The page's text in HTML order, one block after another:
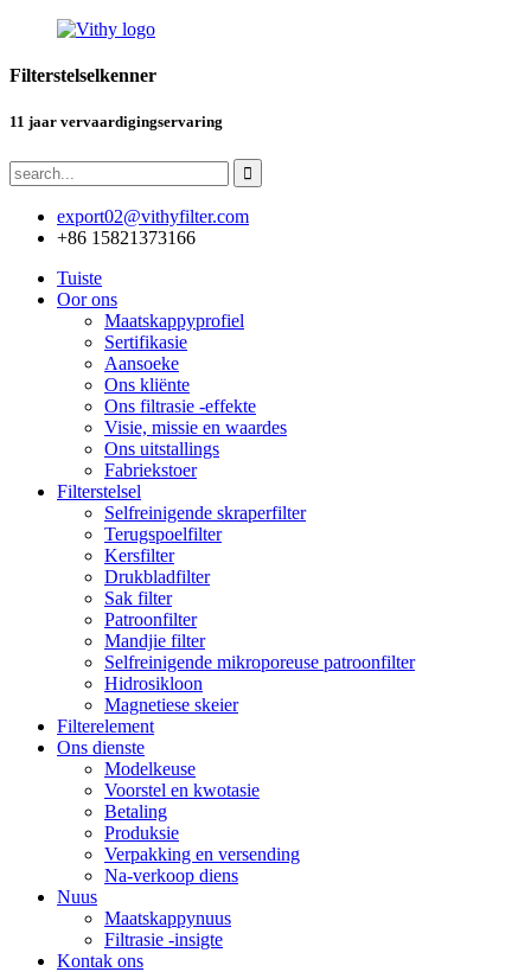
Filterstelselkenner
11 jaar vervaardigingservaring
export02@vithyfilter.com
+86 15821373166
Tuiste
Oor ons
Maatskappyprofiel
Sertifikasie
Aansoeke
Ons kliënte
Ons filtrasie -effekte
Visie, missie en waardes
Ons uitstallings
Fabriekstoer
Filterstelsel
Selfreinigende skraperfilter
Terugspoelfilter
Kersfilter
Drukbladfilter
Sak filter
Patroonfilter
Mandjie filter
Selfreinigende mikroporeuse patroonfilter
Hidrosikloon
Magnetiese skeier
Filterelement
Ons dienste
Modelkeuse
Voorstel en kwotasie
Betaling
Produksie
Verpakking en versending
Na-verkoop diens
Nuus
Maatskappynuus
Filtrasie -insigte
Kontak ons